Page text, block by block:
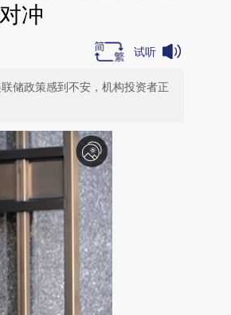
冲
试听
储政策感到不安，机构投资者正